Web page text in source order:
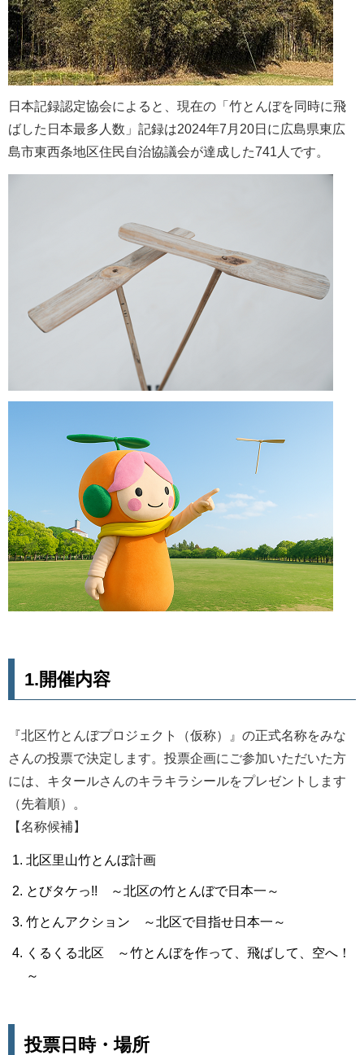
日本記録認定協会によると、現在の「竹とんぼを同時に飛
ばした日本最多人数」記録は2024年7月20日に広島県東広
島市東西条地区住民自治協議会が達成した741人です。
1.開催内容
『北区竹とんぼプロジェクト（仮称）』の正式名称をみな
さんの投票で決定します。投票企画にご参加いただいた方
には、キタールさんのキラキラシールをプレゼントします
（先着順）。
【名称候補】
北区里山竹とんぼ計画
とびタケっ!! ～北区の竹とんぼで日本一～
竹とんアクション ～北区で目指せ日本一～
くるくる北区 ～竹とんぼを作って、飛ばして、空へ！
～
投票日時・場所